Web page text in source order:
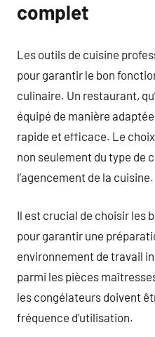
complet
Les outils de cuisine
pour garantir le bon
culinaire. Un restaurant,
équipé de manière
rapide et efficace. Le
non seulement du type de
l’agencement de la cuisine.
Il est crucial de choisir les
pour garantir une
environnement de travail
parmi les pièces
les congélateurs doivent
fréquence d’utilisation.